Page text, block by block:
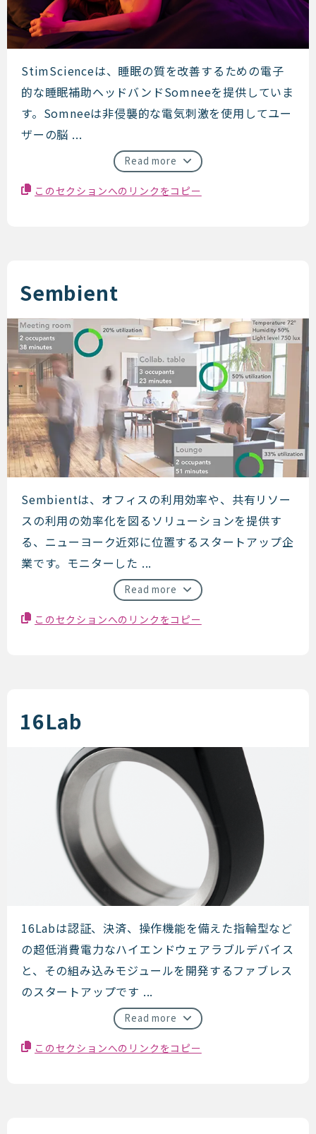
StimScience
StimScienceは、睡眠の質を改善するための電子
的な睡眠補助ヘッドバンドSomneeを提供していま
す。Somneeは非侵襲的な電気刺激を使用してユー
ザーの脳 ...
Read more
このセクションへのリンクをコピー
Sembient
Sembient
Sembientは、オフィスの利用効率や、共有リソー
スの利用の効率化を図るソリューションを提供す
る、ニューヨーク近郊に位置するスタートアップ企
業です。モニターした ...
Read more
このセクションへのリンクをコピー
16Lab
16Lab
16Labは認証、決済、操作機能を備えた指輪型など
の超低消費電力なハイエンドウェアラブルデバイス
と、その組み込みモジュールを開発するファブレス
のスタートアップです ...
Read more
このセクションへのリンクをコピー